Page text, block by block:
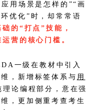
用场景是怎样的”“画
优化”时，却常常语
的“打点”技能，
营的核心门槛。
一级在教材中引入
，新增标签体系与 用
论编程部分，意在强
，更加侧重考查考生